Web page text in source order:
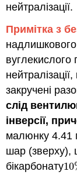
нейтралізації.
Примітка з
надлишкового
вуглекислого
закручені
слід
інверсії,
малюнку 4.41
шар (зверху),
бікарбонату10
10